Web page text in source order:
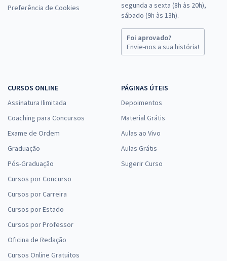
Preferência de Cookies
segunda a sexta (8h às 20h),
sábado (9h às 13h).
Foi aprovado?
Envie-nos a sua história!
CURSOS ONLINE
Assinatura Ilimitada
Coaching para Concursos
Exame de Ordem
Graduação
Pós-Graduação
Cursos por Concurso
Cursos por Carreira
Cursos por Estado
Cursos por Professor
Oficina de Redação
Cursos Online Gratuitos
PÁGINAS ÚTEIS
Depoimentos
Material Grátis
Aulas ao Vivo
Aulas Grátis
Sugerir Curso